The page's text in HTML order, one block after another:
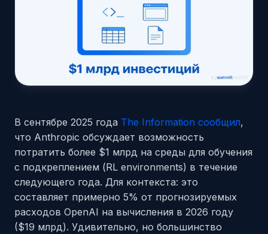
В сентябре 2025 года The Information сообщил,
что Anthropic обсуждает возможность
потратить более $1 млрд на среды для обучения
с подкреплением (RL environments) в течение
следующего года. Для контекста: это
составляет примерно 5% от прогнозируемых
расходов OpenAI на вычисления в 2026 году
($19 млрд). Удивительно, но большинство